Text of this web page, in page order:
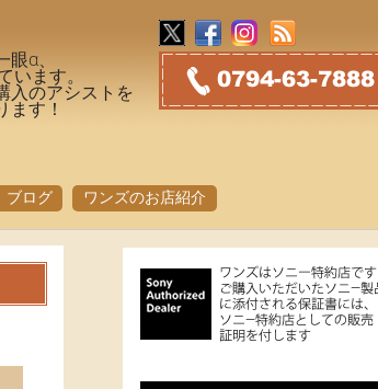
α、
ます。
入のアシストを
す！
ブログ ワンズのお店紹介